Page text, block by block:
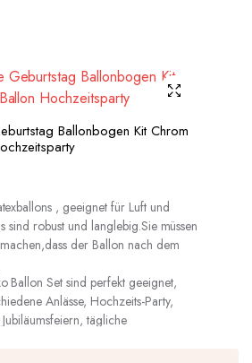
Ballonbogen Kit Chrom
, geeignet für Luft und
sind robust und langlebig.Sie müssen
der Ballon nach dem
Ballon Set sind perfekt geeignet,
Anlässe, Hochzeits-Party,
tägliche